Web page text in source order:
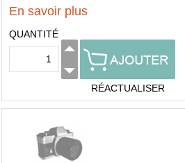
En savoir plus
QUANTITÉ
RÉACTUALISER